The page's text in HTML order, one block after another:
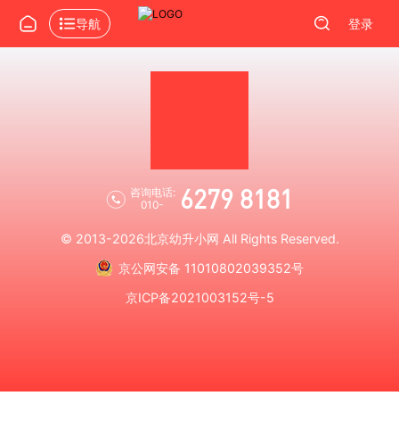
导航 登录
咨询电话:
010-
6279 8181
© 2013-2026北京幼升小网 All Rights Reserved.
京公网安备 11010802039352号
京ICP备2021003152号-5